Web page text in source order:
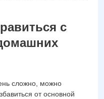
с
сложно, можно
от основной